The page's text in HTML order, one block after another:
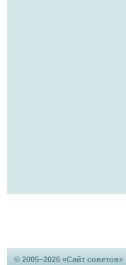
© 2005–2026 «Сайт советов»